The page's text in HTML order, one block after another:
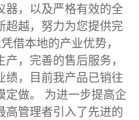
器，以及严格有效的全
超越，努力为您提供完
借本地的产业优势，
，完善的售后服务，
绩，目前我产品已销往
定做。 为进一步提高企
高管理者引入了先进的